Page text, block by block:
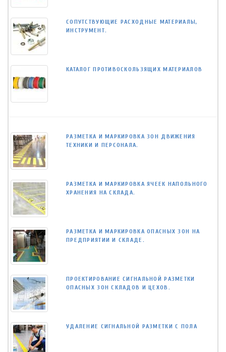
СОПУТСТВУЮЩИЕ РАСХОДНЫЕ МАТЕРИАЛЫ,
ИНСТРУМЕНТ.
КАТАЛОГ ПРОТИВОСКОЛЬЗЯЩИХ МАТЕРИАЛОВ
РАЗМЕТКА И МАРКИРОВКА ЗОН ДВИЖЕНИЯ
ТЕХНИКИ И ПЕРСОНАЛА.
РАЗМЕТКА И МАРКИРОВКА ЯЧЕЕК НАПОЛЬНОГО
ХРАНЕНИЯ НА СКЛАДА.
РАЗМЕТКА И МАРКИРОВКА ОПАСНЫХ ЗОН НА
ПРЕДПРИЯТИИ И СКЛАДЕ.
ПРОЕКТИРОВАНИЕ СИГНАЛЬНОЙ РАЗМЕТКИ
ОПАСНЫХ ЗОН СКЛАДОВ И ЦЕХОВ.
УДАЛЕНИЕ СИГНАЛЬНОЙ РАЗМЕТКИ С ПОЛА